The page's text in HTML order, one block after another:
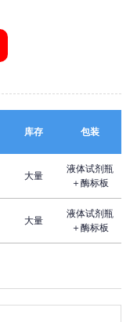
库存 包装
大量
液体试剂瓶
＋酶标板
大量
液体试剂瓶
＋酶标板